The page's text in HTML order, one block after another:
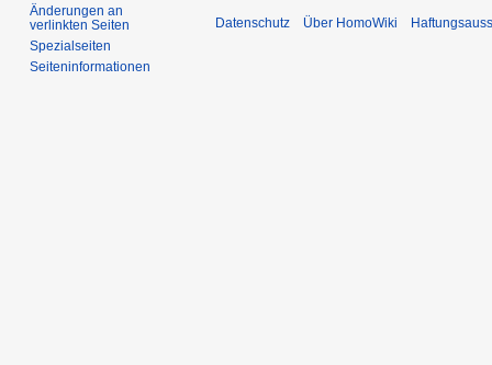
Änderungen an
verlinkten Seiten
Spezialseiten
Seiten­­informationen
Datenschutz Über HomoWiki